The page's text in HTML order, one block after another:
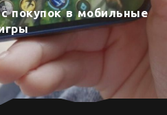
покупок в мобильные